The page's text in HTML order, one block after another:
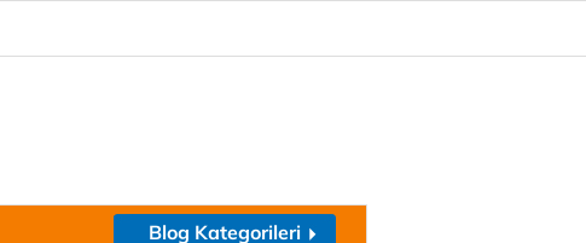
Blog Kategorileri